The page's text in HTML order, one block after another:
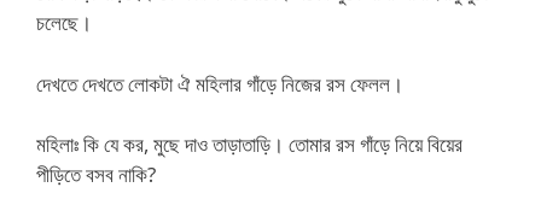
চলেছে।
দেখতে দেখতে লোকটা ঐ মহিলার গাঁড়ে নিজের রস ফেলল।
মহিলাঃ কি যে কর, মুছে দাও তাড়াতাড়ি। তোমার রস গাঁড়ে নিয়ে বিয়ের
পীড়িতে বসব নাকি?